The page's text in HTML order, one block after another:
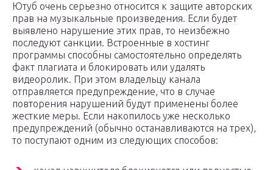
Ютуб очень серьезно относится к защите авторских
прав на музыкальные произведения. Если будет
выявлено нарушение этих прав, то неизбежно
последуют санкции. Встроенные в хостинг
программы способны самостоятельно определять
факт плагиата и блокировать или удалять
видеоролик. При этом владельцу канала
отправляется предупреждение, что в случае
повторения нарушений будут применены более
жесткие меры. Если накопилось уже несколько
предупреждений (обычно останавливаются на трех),
то поступают одним из следующих способов: